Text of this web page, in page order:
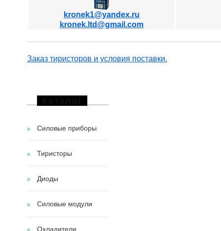
kronek1@yandex.ru
kronek.ltd@gmail.com
Заказ тиристоров и условия поставки.
Силовые приборы
Тиристоры
Диоды
Силовые модули
Охладители